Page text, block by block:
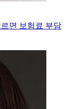
면 보험료 부담